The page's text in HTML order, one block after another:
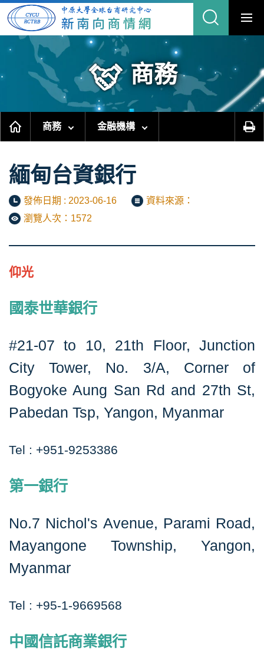
跳
主
要
商務
商務 金融機構
緬甸台資銀行
發佈日期 : 2023-06-16
資料來源：
瀏覽人次：1572
仰光
國泰世華銀行
#21-07 to 10, 21th Floor, Junction
City Tower, No. 3/A, Corner of
Bogyoke Aung San Rd and 27th St,
Pabedan Tsp, Yangon, Myanmar
Tel : +951-9253386
第一銀行
No.7 Nichol's Avenue, Parami Road,
Mayangone Township, Yangon,
Myanmar
Tel : +95-1-9669568
中國信託商業銀行